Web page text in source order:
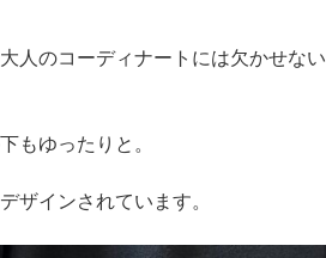
人のコーディナートには欠かせない
もゆったりと。
ザインされています。